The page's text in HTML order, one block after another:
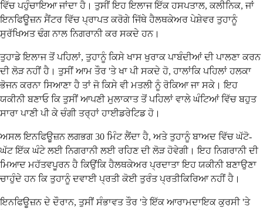
ਵਿੱਚ ਪਹੁੰਚਾਇਆ ਜਾਂਦਾ ਹੈ। ਤੁਸੀਂ ਇਹ ਇਲਾਜ ਇੱਕ ਹਸਪਤਾਲ, ਕਲੀਨਿਕ, ਜਾਂ
ਇਨਫਿਊਜ਼ਨ ਸੈਂਟਰ ਵਿੱਚ ਪ੍ਰਾਪਤ ਕਰੋਗੇ ਜਿੱਥੇ ਹੈਲਥਕੇਅਰ ਪੇਸ਼ੇਵਰ ਤੁਹਾਨੂੰ
ਸੁਰੱਖਿਅਤ ਢੰਗ ਨਾਲ ਨਿਗਰਾਨੀ ਕਰ ਸਕਦੇ ਹਨ।
ਤੁਹਾਡੇ ਇਲਾਜ ਤੋਂ ਪਹਿਲਾਂ, ਤੁਹਾਨੂੰ ਕਿਸੇ ਖਾਸ ਖੁਰਾਕ ਪਾਬੰਦੀਆਂ ਦੀ ਪਾਲਣਾ ਕਰਨ
ਦੀ ਲੋੜ ਨਹੀਂ ਹੈ। ਤੁਸੀਂ ਆਮ ਤੌਰ 'ਤੇ ਖਾ ਪੀ ਸਕਦੇ ਹੋ, ਹਾਲਾਂਕਿ ਪਹਿਲਾਂ ਹਲਕਾ
ਭੋਜਨ ਕਰਨਾ ਸਿਆਣਾ ਹੈ ਤਾਂ ਜੋ ਕਿਸੇ ਵੀ ਮਤਲੀ ਨੂੰ ਰੋਕਿਆ ਜਾ ਸਕੇ। ਇਹ
ਯਕੀਨੀ ਬਣਾਓ ਕਿ ਤੁਸੀਂ ਆਪਣੀ ਮੁਲਾਕਾਤ ਤੋਂ ਪਹਿਲਾਂ ਵਾਲੇ ਘੰਟਿਆਂ ਵਿੱਚ ਬਹੁਤ
ਸਾਰਾ ਪਾਣੀ ਪੀ ਕੇ ਚੰਗੀ ਤਰ੍ਹਾਂ ਹਾਈਡਰੇਟਿਡ ਹੋ।
ਅਸਲ ਇਨਫਿਊਜ਼ਨ ਲਗਭਗ 30 ਮਿੰਟ ਲੈਂਦਾ ਹੈ, ਅਤੇ ਤੁਹਾਨੂੰ ਬਾਅਦ ਵਿੱਚ ਘੱਟੋ-
ਘੱਟ ਇੱਕ ਘੰਟੇ ਲਈ ਨਿਗਰਾਨੀ ਲਈ ਰਹਿਣ ਦੀ ਲੋੜ ਹੋਵੇਗੀ। ਇਹ ਨਿਗਰਾਨੀ ਦੀ
ਮਿਆਦ ਮਹੱਤਵਪੂਰਨ ਹੈ ਕਿਉਂਕਿ ਹੈਲਥਕੇਅਰ ਪ੍ਰਦਾਤਾ ਇਹ ਯਕੀਨੀ ਬਣਾਉਣਾ
ਚਾਹੁੰਦੇ ਹਨ ਕਿ ਤੁਹਾਨੂੰ ਦਵਾਈ ਪ੍ਰਤੀ ਕੋਈ ਤੁਰੰਤ ਪ੍ਰਤੀਕਿਰਿਆ ਨਹੀਂ ਹੈ।
ਇਨਫਿਊਜ਼ਨ ਦੇ ਦੌਰਾਨ, ਤੁਸੀਂ ਸੰਭਾਵਤ ਤੌਰ 'ਤੇ ਇੱਕ ਆਰਾਮਦਾਇਕ ਕੁਰਸੀ 'ਤੇ